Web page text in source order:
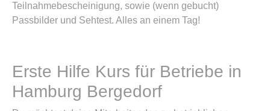
Teilnahmebescheinigung, sowie (wenn gebucht)
Passbilder und Sehtest. Alles an einem Tag!
Erste Hilfe Kurs für Betriebe in
Hamburg Bergedorf